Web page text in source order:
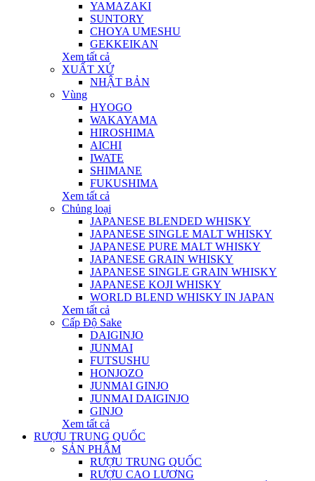
YAMAZAKI
SUNTORY
CHOYA UMESHU
GEKKEIKAN
Xem tất cả
XUẤT XỨ
NHẬT BẢN
Vùng
HYOGO
WAKAYAMA
HIROSHIMA
AICHI
IWATE
SHIMANE
FUKUSHIMA
Xem tất cả
Chủng loại
JAPANESE BLENDED WHISKY
JAPANESE SINGLE MALT WHISKY
JAPANESE PURE MALT WHISKY
JAPANESE GRAIN WHISKY
JAPANESE SINGLE GRAIN WHISKY
JAPANESE KOJI WHISKY
WORLD BLEND WHISKY IN JAPAN
Xem tất cả
Cấp Độ Sake
DAIGINJO
JUNMAI
FUTSUSHU
HONJOZO
JUNMAI GINJO
JUNMAI DAIGINJO
GINJO
Xem tất cả
RƯỢU TRUNG QUỐC
SẢN PHẨM
RƯỢU TRUNG QUỐC
RƯỢU CAO LƯƠNG